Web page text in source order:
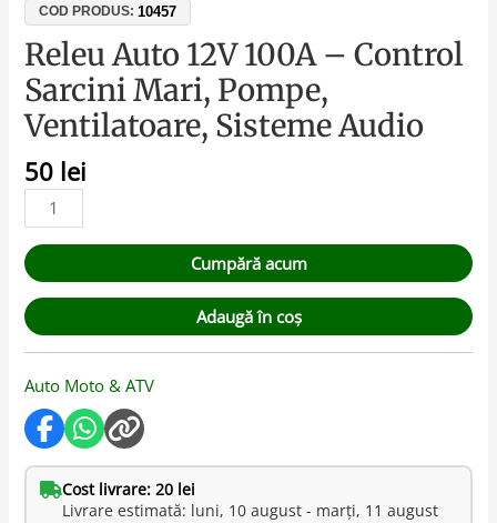
COD PRODUS:10457
Releu Auto 12V 100A – Control
Sarcini Mari, Pompe,
Ventilatoare, Sisteme Audio
50 lei
Cumpără acum
Adaugă în coș
Auto Moto & ATV
Cost livrare: 20 lei
Livrare estimată: luni, 10 august - marți, 11 august